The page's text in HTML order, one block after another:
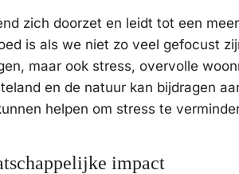
zich doorzet en leidt tot een
is als we niet zo veel gefocust
maar ook stress, overvolle
en de natuur kan bijdragen
helpen om stress te
impact